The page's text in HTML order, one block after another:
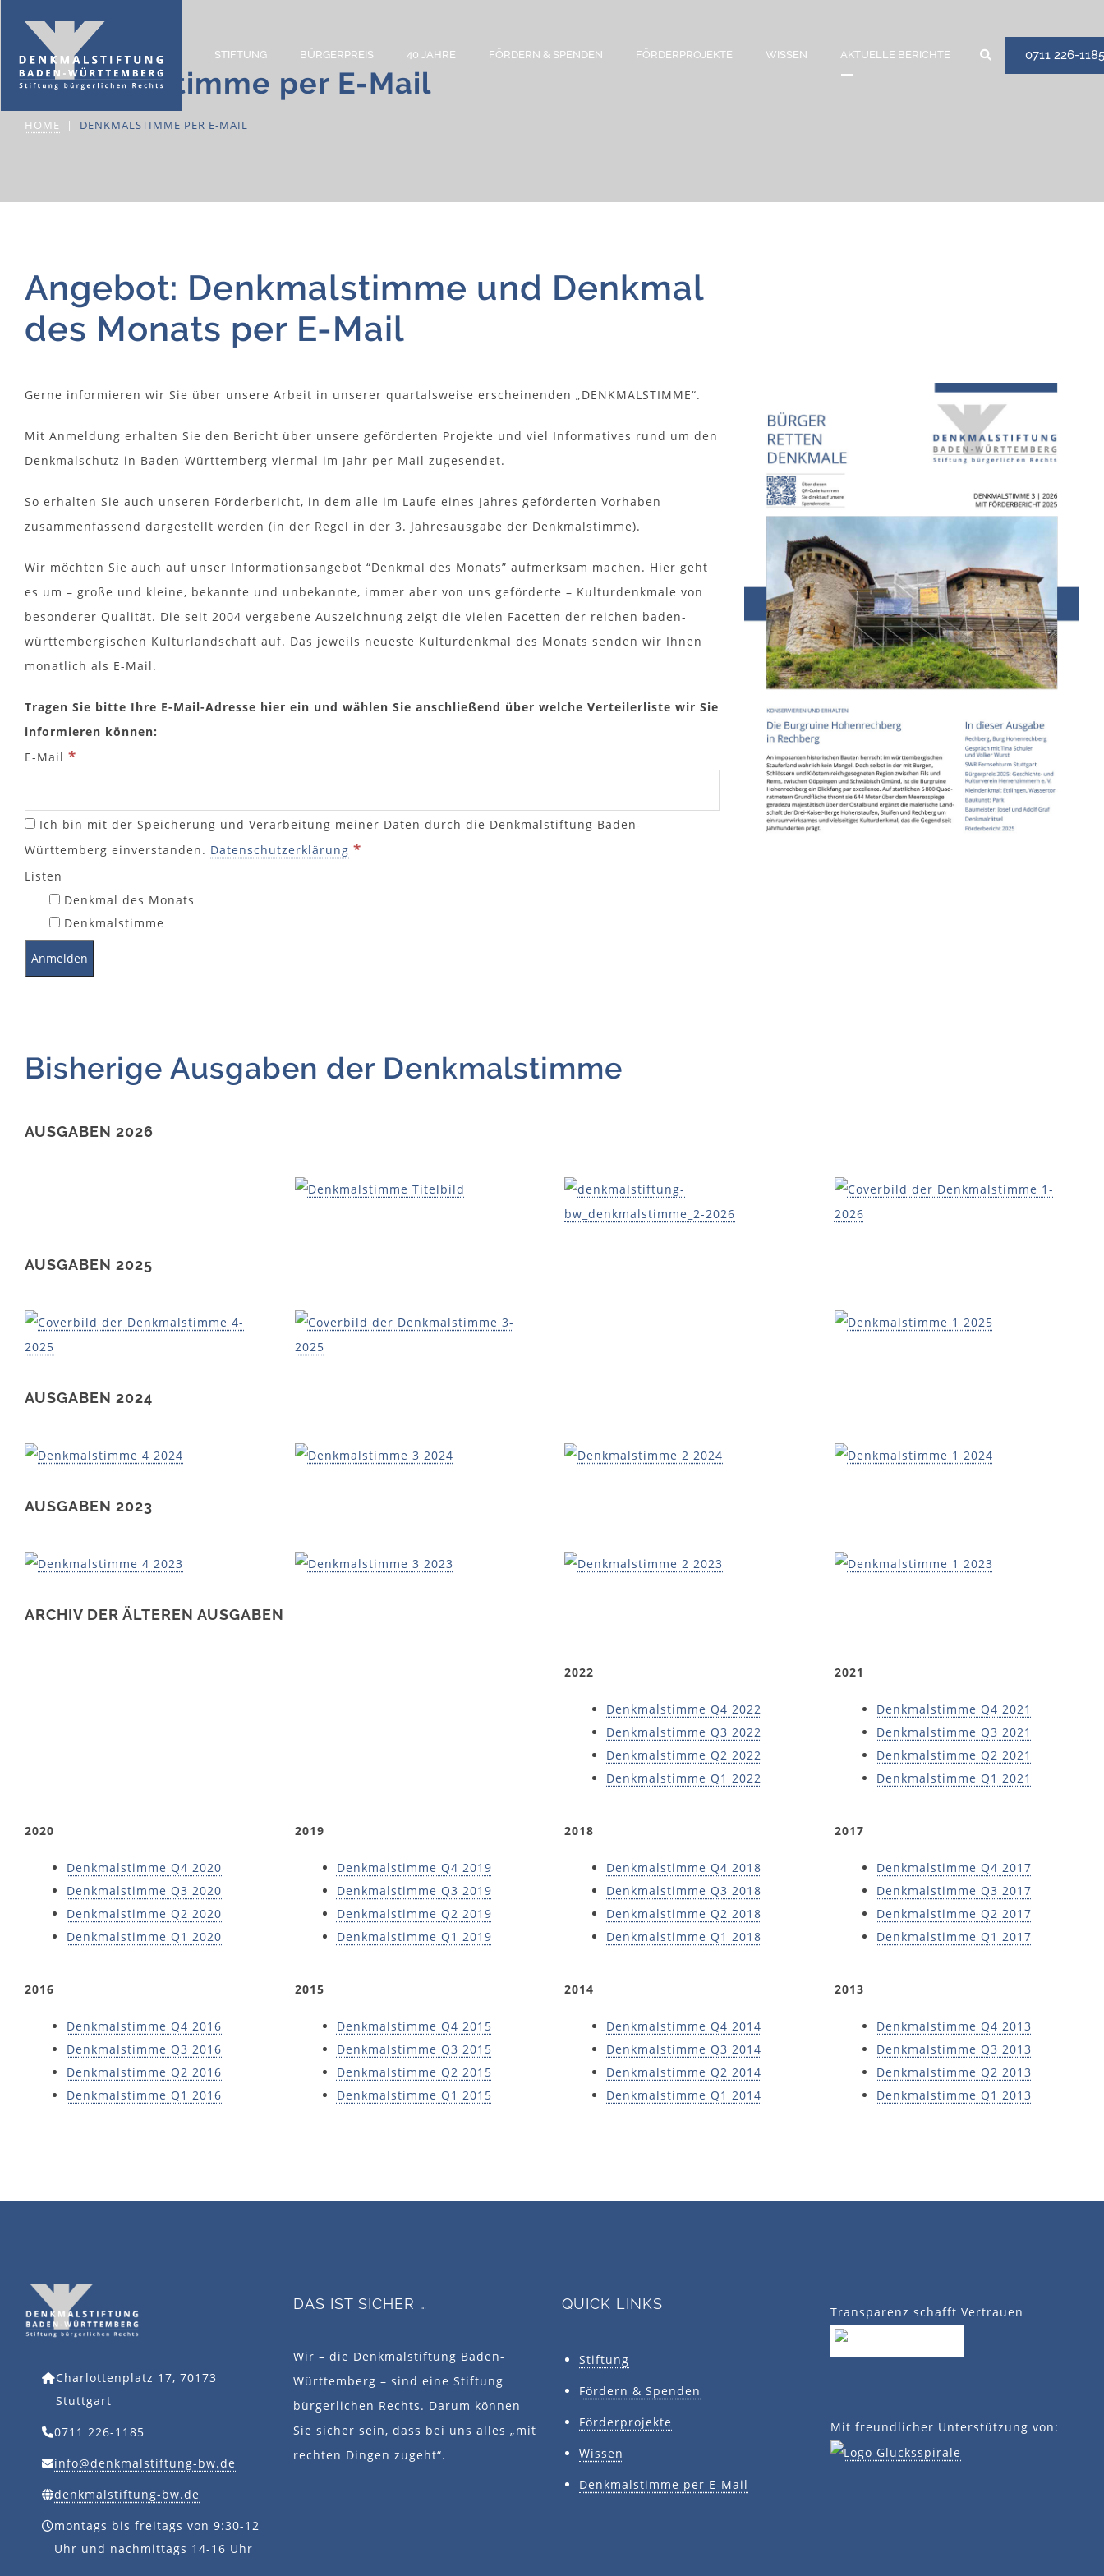
STIFTUNG BÜRGERPREIS 40 JAHRE FÖRDERN & SPENDEN FÖRDERPROJEKTE WISSEN AKTUELLE BERICHTE 0711 226-1185
Denkmalstimme per E-Mail
HOME DENKMALSTIMME PER E-MAIL
Angebot: Denkmal­stimme und Denkmal
des Monats per E-Mail
Gerne informieren wir Sie über unsere Arbeit in unserer quartalsweise erscheinenden „DENKMALSTIMME“.
Mit Anmeldung erhalten Sie den Bericht über unsere geförderten Projekte und viel Informatives rund um den
Denkmalschutz in Baden-Württemberg viermal im Jahr per Mail zugesendet.
So erhalten Sie auch unseren Förderbericht, in dem alle im Laufe eines Jahres geförderten Vorhaben
zusammenfassend dargestellt werden (in der Regel in der 3. Jahresausgabe der Denkmalstimme).
Wir möchten Sie auch auf unser Informationsangebot “Denkmal des Monats” aufmerksam machen. Hier geht
es um – große und kleine, bekannte und unbekannte, immer aber von uns geförderte – Kulturdenkmale von
besonderer Qualität. Die seit 2004 vergebene Auszeichnung zeigt die vielen Facetten der reichen baden-
württembergischen Kulturlandschaft auf. Das jeweils neueste Kulturdenkmal des Monats senden wir Ihnen
monatlich als E-Mail.
Tragen Sie bitte Ihre E-Mail-Adresse hier ein und wählen Sie anschließend über welche Verteilerliste wir Sie
informieren können:
E-Mail *
Ich bin mit der Speicherung und Verarbeitung meiner Daten durch die Denkmalstiftung Baden-
Württemberg einverstanden. Datenschutzerklärung *
Listen
Denkmal des Monats
Denkmalstimme
Bisherige Ausgaben der Denkmalstimme
AUSGABEN 2026
AUSGABEN 2025
AUSGABEN 2024
AUSGABEN 2023
ARCHIV DER ÄLTEREN AUSGABEN
2022
Denkmalstimme Q4 2022
Denkmalstimme Q3 2022
Denkmalstimme Q2 2022
Denkmalstimme Q1 2022
2021
Denkmalstimme Q4 2021
Denkmalstimme Q3 2021
Denkmalstimme Q2 2021
Denkmalstimme Q1 2021
2020
Denkmalstimme Q4 2020
Denkmalstimme Q3 2020
Denkmalstimme Q2 2020
Denkmalstimme Q1 2020
2019
Denkmalstimme Q4 2019
Denkmalstimme Q3 2019
Denkmalstimme Q2 2019
Denkmalstimme Q1 2019
2018
Denkmalstimme Q4 2018
Denkmalstimme Q3 2018
Denkmalstimme Q2 2018
Denkmalstimme Q1 2018
2017
Denkmalstimme Q4 2017
Denkmalstimme Q3 2017
Denkmalstimme Q2 2017
Denkmalstimme Q1 2017
2016
Denkmalstimme Q4 2016
Denkmalstimme Q3 2016
Denkmalstimme Q2 2016
Denkmalstimme Q1 2016
2015
Denkmalstimme Q4 2015
Denkmalstimme Q3 2015
Denkmalstimme Q2 2015
Denkmalstimme Q1 2015
2014
Denkmalstimme Q4 2014
Denkmalstimme Q3 2014
Denkmalstimme Q2 2014
Denkmalstimme Q1 2014
2013
Denkmalstimme Q4 2013
Denkmalstimme Q3 2013
Denkmalstimme Q2 2013
Denkmalstimme Q1 2013
Charlottenplatz 17, 70173
Stuttgart
0711 226-1185
info@denkmalstiftung-bw.de
denkmalstiftung-bw.de
montags bis freitags von 9:30-12
Uhr und nachmittags 14-16 Uhr
DAS IST SICHER …
Wir – die Denkmalstiftung Baden-
Württemberg – sind eine Stiftung
bürgerlichen Rechts. Darum können
Sie sicher sein, dass bei uns alles „mit
rechten Dingen zugeht“.
QUICK LINKS
Stiftung
Fördern & Spenden
Förderprojekte
Wissen
Denkmalstimme per E-Mail
Transparenz schafft Vertrauen
Mit freundlicher Unterstützung von: